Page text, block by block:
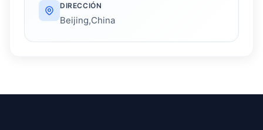
DIRECCIÓN
Beijing,China